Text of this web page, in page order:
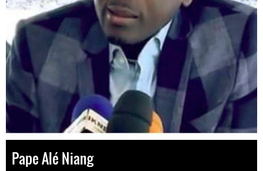
Pape Alé Niang